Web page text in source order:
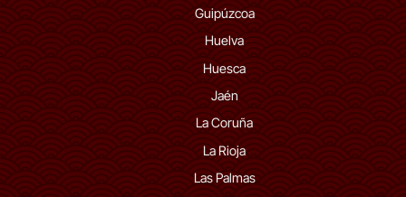
Guipúzcoa
Huelva
Huesca
Jaén
La Coruña
La Rioja
Las Palmas